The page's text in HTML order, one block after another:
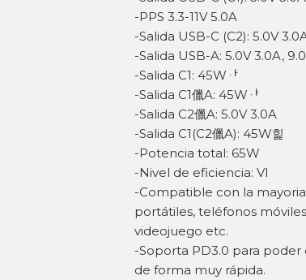
-PPS 3.3-11V 5.0A
-Salida USB-C (C2): 5.0V
-Salida USB-A: 5.0V 3.0A,
-Salida C1: 45Wퟅ
-Salida C1儠A: 45Wퟅ
-Salida C2儠A: 5.0V 3.0A
-Salida C1(C2儠A): 45W힕
-Potencia total: 65W
-Nivel de eficiencia: VI
-Compatible con la
portátiles, teléfonos
videojuego etc.
-Soporta PD3.0 para
de forma muy rápida.